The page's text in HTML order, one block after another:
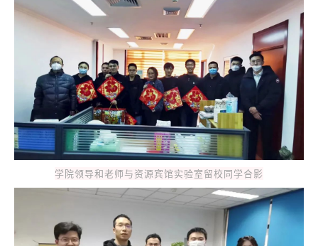
学院领导和老师与资源宾馆实验室留校同学合影